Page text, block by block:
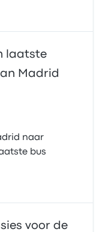
laatste
Madrid
naar
bus
voor de